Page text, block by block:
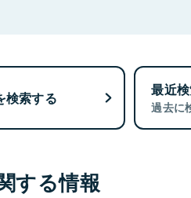
検索する 最近
過去に
する情報